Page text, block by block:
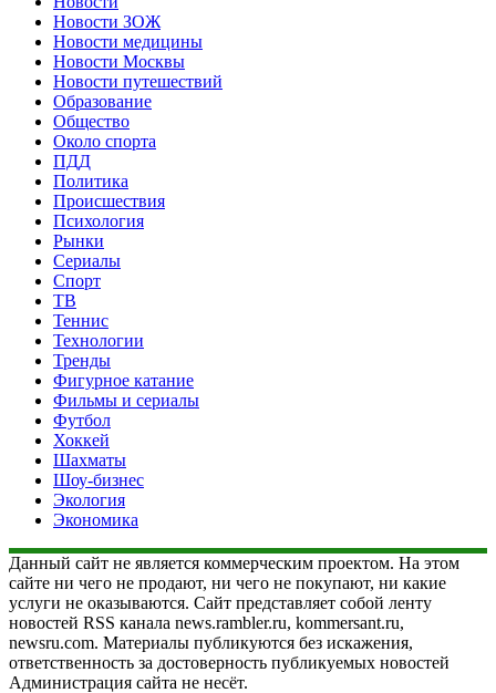
Новости ЗОЖ
Новости медицины
Новости Москвы
Новости путешествий
Образование
Общество
Около спорта
ПДД
Политика
Происшествия
Психология
Рынки
Сериалы
Спорт
ТВ
Теннис
Технологии
Тренды
Фигурное катание
Фильмы и сериалы
Футбол
Хоккей
Шахматы
Шоу-бизнес
Экология
Экономика
Данный сайт не является коммерческим проектом. На этом
сайте ни чего не продают, ни чего не покупают, ни какие
услуги не оказываются. Сайт представляет собой ленту
новостей RSS канала news.rambler.ru, kommersant.ru,
newsru.com. Материалы публикуются без искажения,
ответственность за достоверность публикуемых новостей
Администрация сайта не несёт.